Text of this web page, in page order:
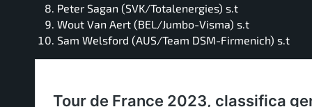
Peter Sagan (SVK/Totalenergies) s.t
Wout Van Aert (BEL/Jumbo-Visma) s.t
Sam Welsford (AUS/Team DSM-Firmenich) s.t